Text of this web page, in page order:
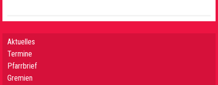
Aktuelles
Termine
Pfarrbrief
Gremien